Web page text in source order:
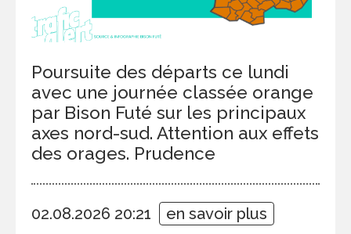
Poursuite des départs ce lundi
avec une journée classée orange
par Bison Futé sur les principaux
axes nord-sud. Attention aux effets
des orages. Prudence
02.08.2026 20:21 en savoir plus